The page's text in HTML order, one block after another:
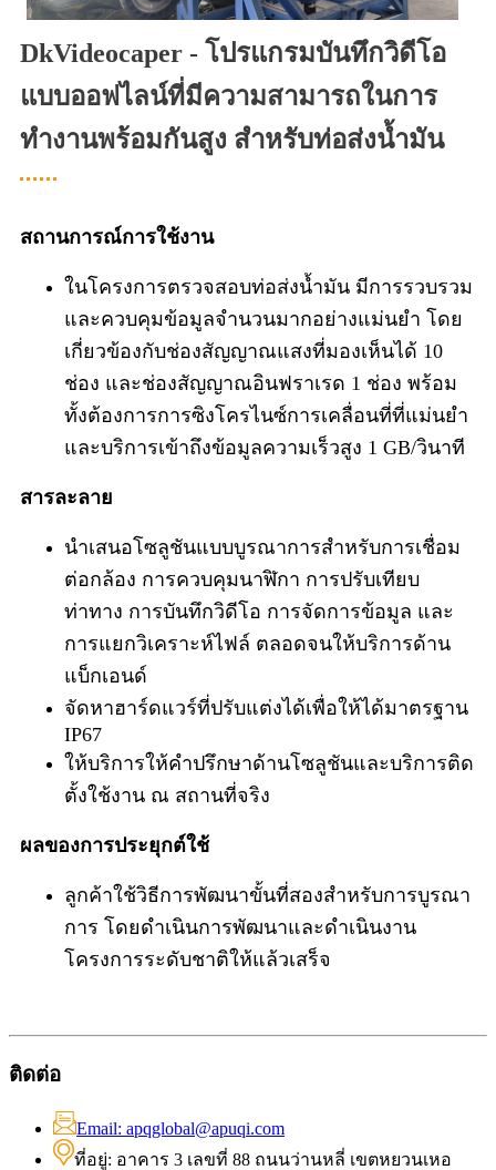
DkVideocaper - โปรแกรมบันทึกวิดีโอ
แบบออฟไลน์ที่มีความสามารถในการ
ทำงานพร้อมกันสูง สำหรับท่อส่งน้ำมัน
สถานการณ์การใช้งาน
ในโครงการตรวจสอบท่อส่งน้ำมัน มีการรวบรวม
และควบคุมข้อมูลจำนวนมากอย่างแม่นยำ โดย
เกี่ยวข้องกับช่องสัญญาณแสงที่มองเห็นได้ 10
ช่อง และช่องสัญญาณอินฟราเรด 1 ช่อง พร้อม
ทั้งต้องการการซิงโครไนซ์การเคลื่อนที่ที่แม่นยำ
และบริการเข้าถึงข้อมูลความเร็วสูง 1 GB/วินาที
สารละลาย
นำเสนอโซลูชันแบบบูรณาการสำหรับการเชื่อม
ต่อกล้อง การควบคุมนาฬิกา การปรับเทียบ
ท่าทาง การบันทึกวิดีโอ การจัดการข้อมูล และ
การแยกวิเคราะห์ไฟล์ ตลอดจนให้บริการด้าน
แบ็กเอนด์
จัดหาฮาร์ดแวร์ที่ปรับแต่งได้เพื่อให้ได้มาตรฐาน
IP67
ให้บริการให้คำปรึกษาด้านโซลูชันและบริการติด
ตั้งใช้งาน ณ สถานที่จริง
ผลของการประยุกต์ใช้
ลูกค้าใช้วิธีการพัฒนาขั้นที่สองสำหรับการบูรณา
การ โดยดำเนินการพัฒนาและดำเนินงาน
โครงการระดับชาติให้แล้วเสร็จ
ติดต่อ
Email: apqglobal@apuqi.com
ที่อยู่: อาคาร 3 เลขที่ 88 ถนนว่านหลี่ เขตหยวนเหอ